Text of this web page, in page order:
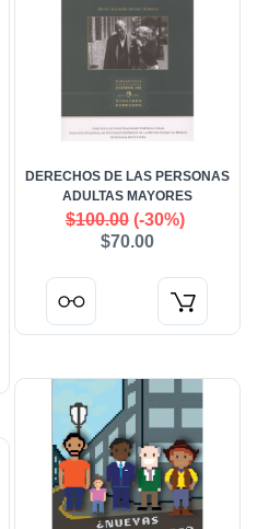
DERECHOS DE LAS PERSONAS
ADULTAS MAYORES
$100.00(-30%)
$70.00